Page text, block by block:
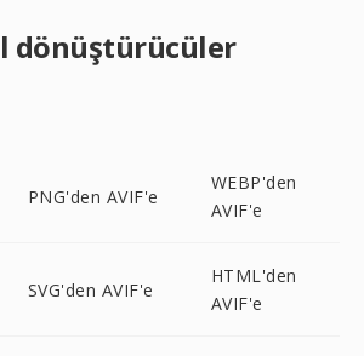
dönüştürücüler
PNG'den AVIF'e
WEBP'den
AVIF'e
SVG'den AVIF'e
HTML'den
AVIF'e